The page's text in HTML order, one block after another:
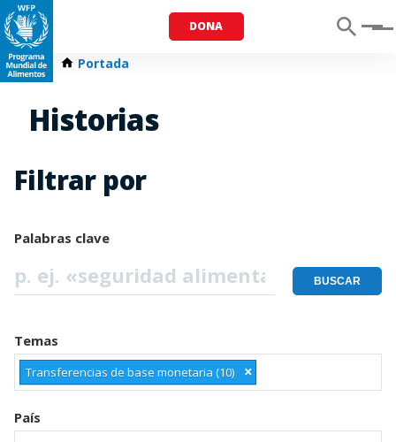
DONA Menu
Portada
Historias
Filtrar por
Palabras clave
Temas
Transferencias de base monetaria (10) ×
País